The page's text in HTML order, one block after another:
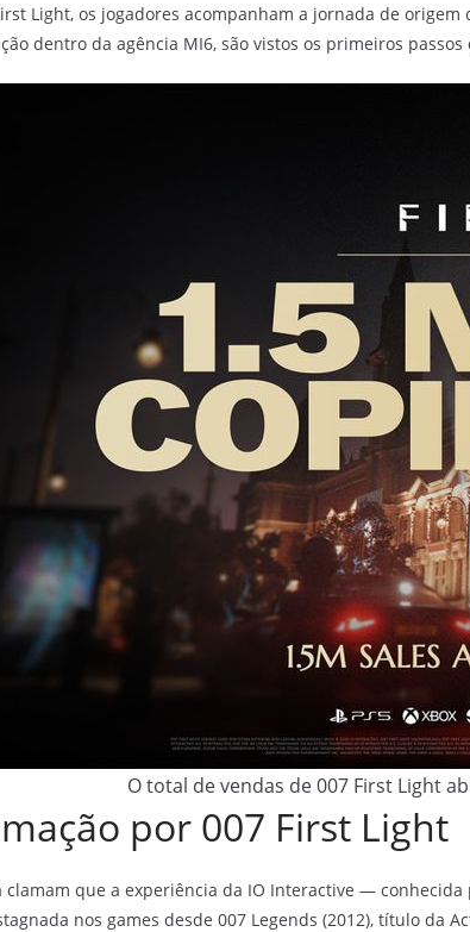
Light, os jogadores acompanham a jornada de
dentro da agência MI6, são vistos os primeiros
O total de vendas de 007 First Light
por 007 First Light
clamam que a experiência da IO Interactive —
nos games desde 007 Legends (2012), título da